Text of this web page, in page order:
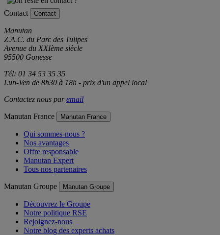
Contact Contact
Manutan
Z.A.C. du Parc des Tulipes
Avenue du XXIème siècle
95500 Gonesse
Tél: 01 34 53 35 35
Lun-Ven de 8h30 à 18h - prix d'un appel local
Contactez nous paremail
Manutan France Manutan France
Qui sommes-nous ?
Nos avantages
Offre responsable
Manutan Expert
Tous nos partenaires
Manutan Groupe Manutan Groupe
Découvrez le Groupe
Notre politique RSE
Rejoignez-nous
Notre blog des experts achats